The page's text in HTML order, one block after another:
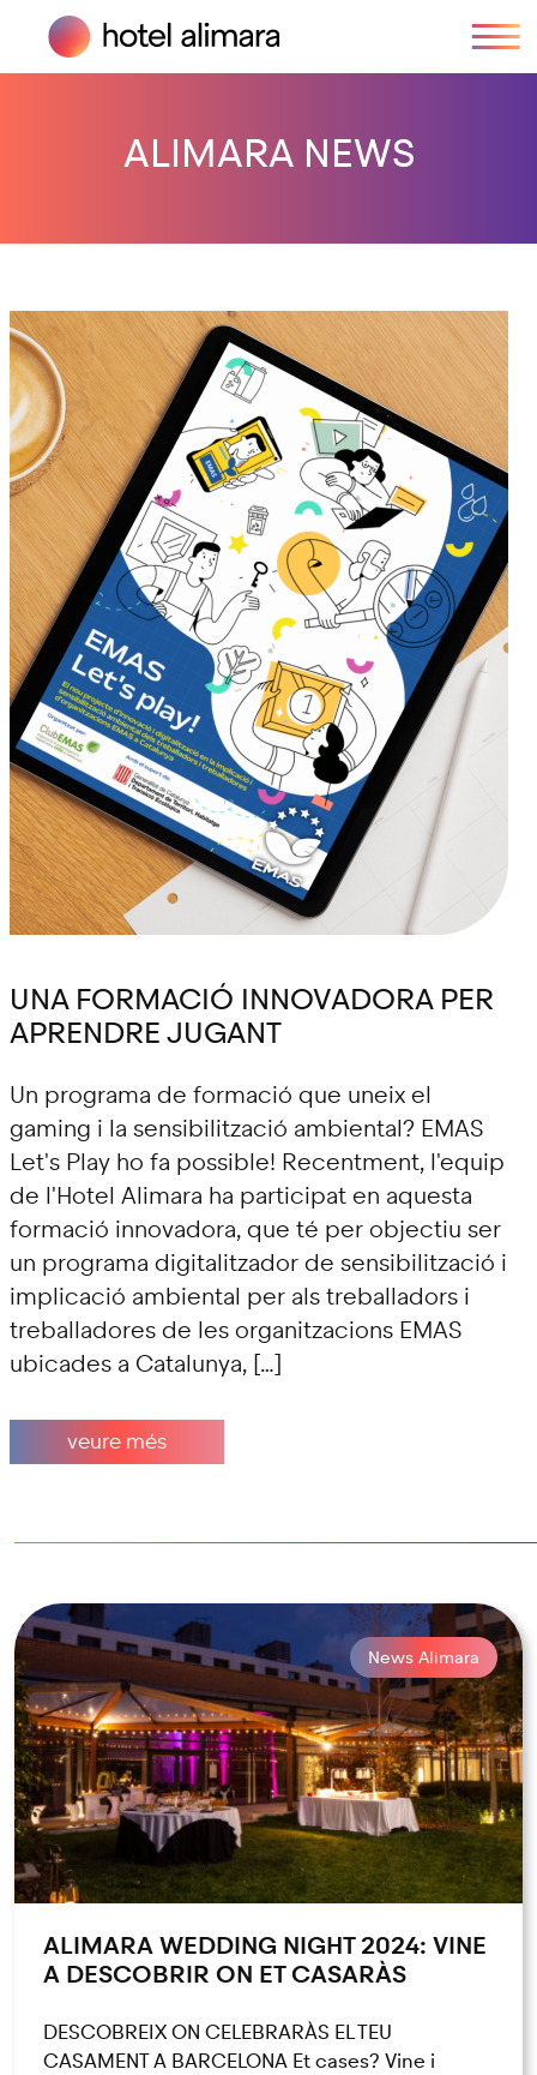
ALIMARA NEWS
UNA FORMACIÓ INNOVADORA PER
APRENDRE JUGANT
Un programa de formació que uneix el
gaming i la sensibilització ambiental? EMAS
Let's Play ho fa possible! Recentment, l'equip
de l'Hotel Alimara ha participat en aquesta
formació innovadora, que té per objectiu ser
un programa digitalitzador de sensibilització i
implicació ambiental per als treballadors i
treballadores de les organitzacions EMAS
ubicades a Catalunya, […]
veure més
News Alimara
ALIMARA WEDDING NIGHT 2024: VINE
A DESCOBRIR ON ET CASARÀS
DESCOBREIX ON CELEBRARÀS EL TEU
CASAMENT A BARCELONA Et cases? Vine i